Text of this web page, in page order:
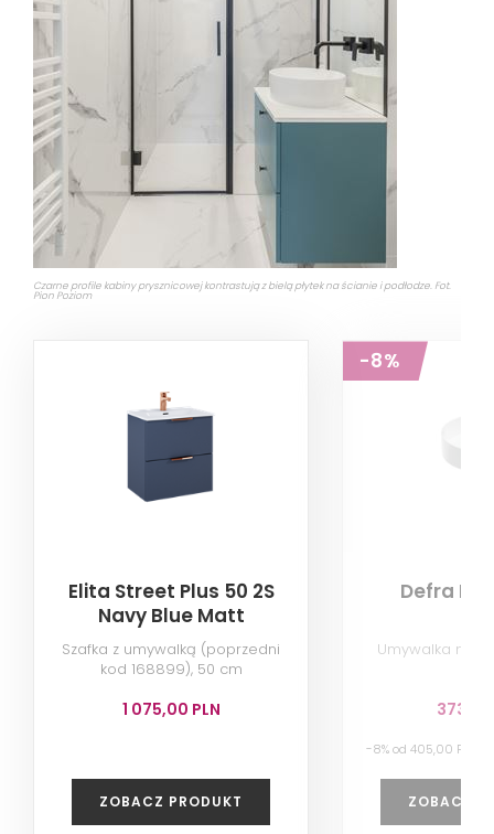
Czarne profile kabiny prysznicowej kontrastują z bielą płytek na ścianie i podłodze. Fot.
Pion Poziom
Elita Street Plus 50 2S
Navy Blue Matt
RE020500107030
Szafka z umywalką (poprzedni
kod 168899), 50 cm
1 075,00 PLN
ZOBACZ PRODUKT
-8%
Defra
Umywalka
373,60
-8% od 405,00 PLN
ZOBACZ